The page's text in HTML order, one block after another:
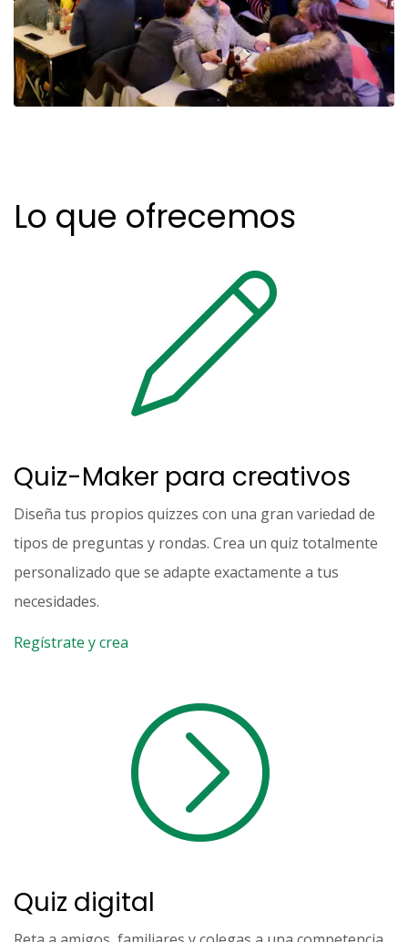
Lo que ofrecemos
Quiz-Maker para creativos
Diseña tus propios quizzes con una gran variedad de
tipos de preguntas y rondas. Crea un quiz totalmente
personalizado que se adapte exactamente a tus
necesidades.
Regístrate y crea
Quiz digital